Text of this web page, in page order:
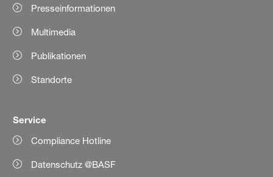
Presseinformationen
Multimedia
Publikationen
Standorte
Service
Compliance Hotline
Datenschutz @BASF